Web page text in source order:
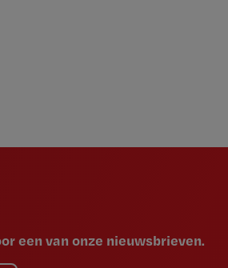
een van onze nieuwsbrieven.